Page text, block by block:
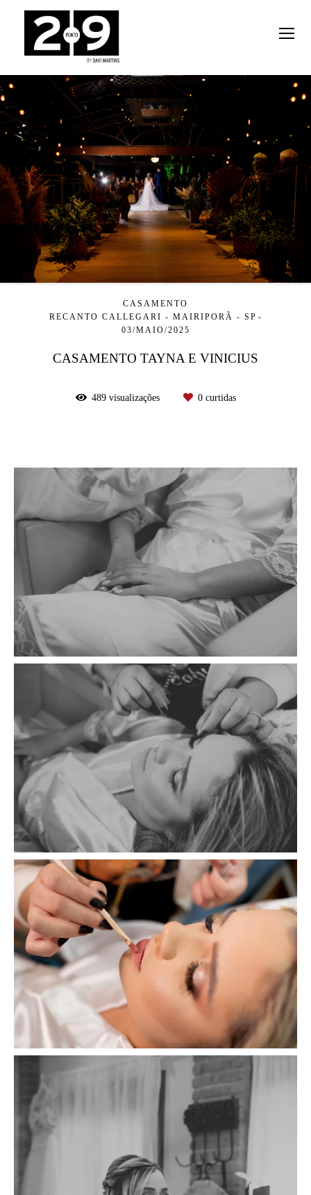
CASAMENTO
RECANTO CALLEGARI - MAIRIPORÃ - SP
03/MAIO/2025
CASAMENTO TAYNA E VINICIUS
489visualizações 0curtidas